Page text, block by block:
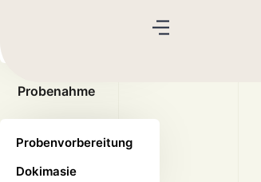
Probenahme
Probenvorbereitung
Dokimasie